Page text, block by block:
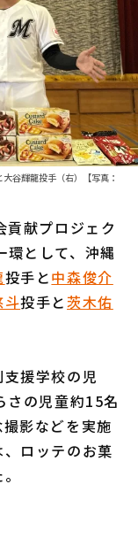
谷輝龍投手（右）【写真：
献プロジェク
として、沖縄
投手と中森俊介
斗投手と茨木佑
援学校の児
さの児童約15名
影などを実施
ロッテのお菓